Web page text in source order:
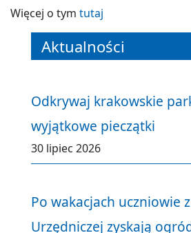
Więcej o tym tutaj
Aktualności
Odkrywaj krakowskie
wyjątkowe pieczątki
30 lipiec 2026
Po wakacjach uczniowie
Urzędniczej zyskają